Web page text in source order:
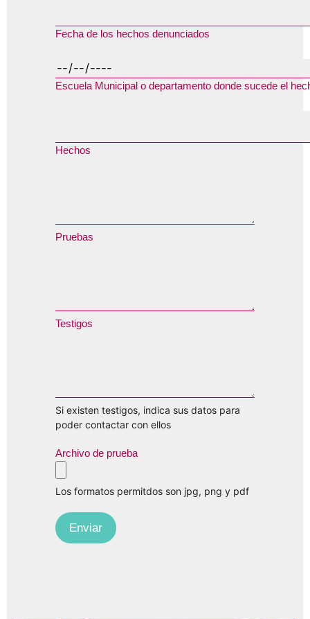
Fecha de los hechos denunciados
Escuela Municipal o departamento donde sucede el
Hechos
Pruebas
Testigos
Si existen testigos, indica sus datos para
poder contactar con ellos
Archivo de prueba
Los formatos permitdos son jpg, png y pdf